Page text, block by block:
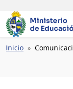
Ministerio
de
Ruta
Inicio